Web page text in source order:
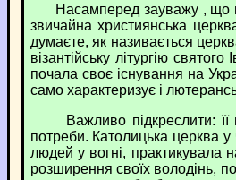
Насамперед зауважу , що
звичайна християнська
думаєте, як називається
візантійську літургію
почала своє існування на
само характеризує і
Важливо підкреслити: її
потреби. Католицька церква
людей у вогні, практикувала
розширення своїх володінь,